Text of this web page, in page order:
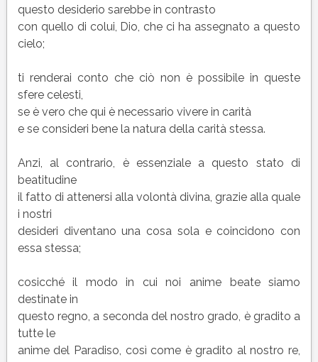
questo desiderio sarebbe in contrasto
con quello di colui, Dio, che ci ha assegnato a questo
cielo;
ti renderai conto che ciò non è possibile in queste
sfere celesti,
se è vero che qui è necessario vivere in carità
e se consideri bene la natura della carità stessa.
Anzi, al contrario, è essenziale a questo stato di
beatitudine
il fatto di attenersi alla volontà divina, grazie alla quale
i nostri
desideri diventano una cosa sola e coincidono con
essa stessa;
cosicché il modo in cui noi anime beate siamo
destinate in
questo regno, a seconda del nostro grado, è gradito a
tutte le
anime del Paradiso, così come è gradito al nostro re,